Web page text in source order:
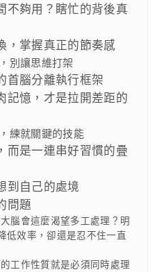
不夠用？瞎忙的背後真
，掌握真正的節奏感
別讓思維打架
首腦分離執行框架
記憶，才是拉開差距的
練就關鍵的技能
而是一連串好習慣的疊
到自己的處境
問題
腦會這麼渴望多工處理？明
低效率，卻還是忍不住一直
工作性質就是必須同時處理